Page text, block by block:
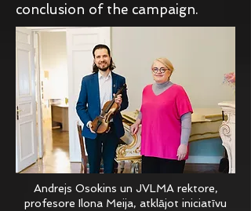
conclusion of the campaign.
Andrejs Osokins un JVLMA rektore,
profesore Ilona Meija, atklājot iniciatīvu